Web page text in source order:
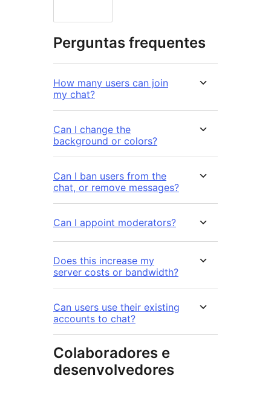
Perguntas frequentes
How many users can join
my chat?
Can I change the
background or colors?
Can I ban users from the
chat, or remove messages?
Can I appoint moderators?
Does this increase my
server costs or bandwidth?
Can users use their existing
accounts to chat?
Colaboradores e
desenvolvedores